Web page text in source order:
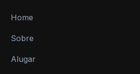
Home
Sobre
Alugar